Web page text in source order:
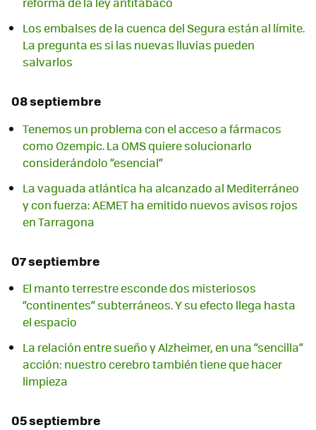
Los embalses de la cuenca del Segura están al límite.
La pregunta es si las nuevas lluvias pueden
salvarlos
08 septiembre
Tenemos un problema con el acceso a fármacos
como Ozempic. La OMS quiere solucionarlo
considerándolo “esencial”
La vaguada atlántica ha alcanzado al Mediterráneo
y con fuerza: AEMET ha emitido nuevos avisos rojos
en Tarragona
07 septiembre
El manto terrestre esconde dos misteriosos
“continentes” subterráneos. Y su efecto llega hasta
el espacio
La relación entre sueño y Alzheimer, en una “sencilla”
acción: nuestro cerebro también tiene que hacer
limpieza
05 septiembre